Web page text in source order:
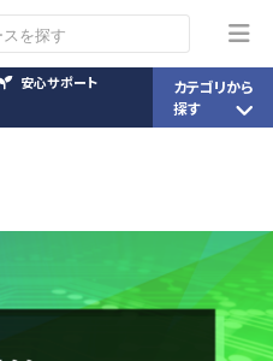
安心サポート
カテゴリから
探す